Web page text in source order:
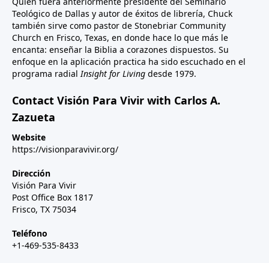
Teológico de Dallas y autor de éxitos de librería, Chuck
también sirve como pastor de Stonebriar Community
Church en Frisco, Texas, en donde hace lo que más le
encanta: enseñar la Biblia a corazones dispuestos. Su
enfoque en la aplicación practica ha sido escuchado en el
programa radialInsight for Living desde 1979.
Contact Visión Para Vivir with Carlos A.
Zazueta
Website
https://visionparavivir.org/
Dirección
Visión Para Vivir
Post Office Box 1817
Frisco, TX 75034
Teléfono
+1-469-535-8433